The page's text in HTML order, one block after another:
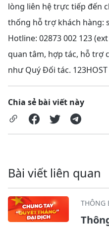
lòng liên hệ trực tiếp đến
thống hỗ trợ khách hàng:
Hotline: 02873 002 123
quan tâm, hợp tác, hỗ trợ
như Quý Đối tác.
Chia sẻ bài viết này
Bài viết liên quan
THÔNG